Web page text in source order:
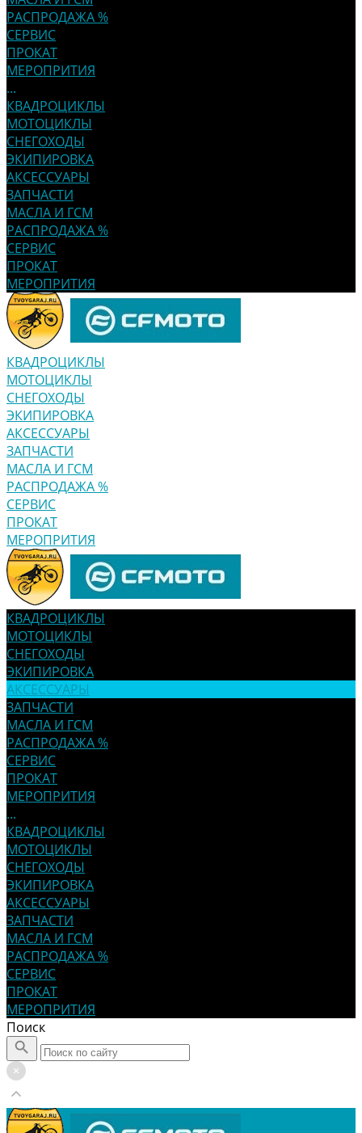
РАСПРОДАЖА %
СЕРВИС
ПРОКАТ
МЕРОПРИТИЯ
...
КВАДРОЦИКЛЫ
МОТОЦИКЛЫ
СНЕГОХОДЫ
ЭКИПИРОВКА
АКСЕССУАРЫ
ЗАПЧАСТИ
МАСЛА И ГСМ
РАСПРОДАЖА %
СЕРВИС
ПРОКАТ
МЕРОПРИТИЯ
КВАДРОЦИКЛЫ
МОТОЦИКЛЫ
СНЕГОХОДЫ
ЭКИПИРОВКА
АКСЕССУАРЫ
ЗАПЧАСТИ
МАСЛА И ГСМ
РАСПРОДАЖА %
СЕРВИС
ПРОКАТ
МЕРОПРИТИЯ
КВАДРОЦИКЛЫ
МОТОЦИКЛЫ
СНЕГОХОДЫ
ЭКИПИРОВКА
АКСЕССУАРЫ
ЗАПЧАСТИ
МАСЛА И ГСМ
РАСПРОДАЖА %
СЕРВИС
ПРОКАТ
МЕРОПРИТИЯ
...
КВАДРОЦИКЛЫ
МОТОЦИКЛЫ
СНЕГОХОДЫ
ЭКИПИРОВКА
АКСЕССУАРЫ
ЗАПЧАСТИ
МАСЛА И ГСМ
РАСПРОДАЖА %
СЕРВИС
ПРОКАТ
МЕРОПРИТИЯ
Поиск